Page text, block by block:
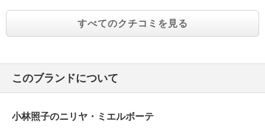
すべてのクチコミを見る
このブランドについて
小林照子のニリヤ・ミエルボーテ